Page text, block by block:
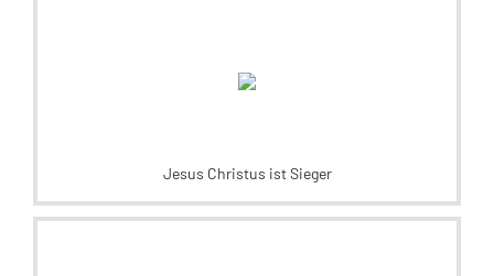
Jesus Christus ist Sieger